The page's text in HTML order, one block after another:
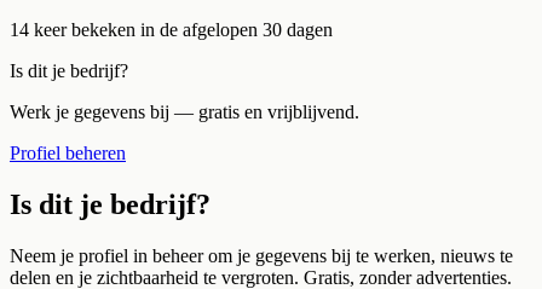
14 keer bekeken in de afgelopen 30 dagen
Is dit je bedrijf?
Werk je gegevens bij — gratis en vrijblijvend.
Profiel beheren
Is dit je bedrijf?
Neem je profiel in beheer om je gegevens bij te werken, nieuws te
delen en je zichtbaarheid te vergroten. Gratis, zonder advertenties.